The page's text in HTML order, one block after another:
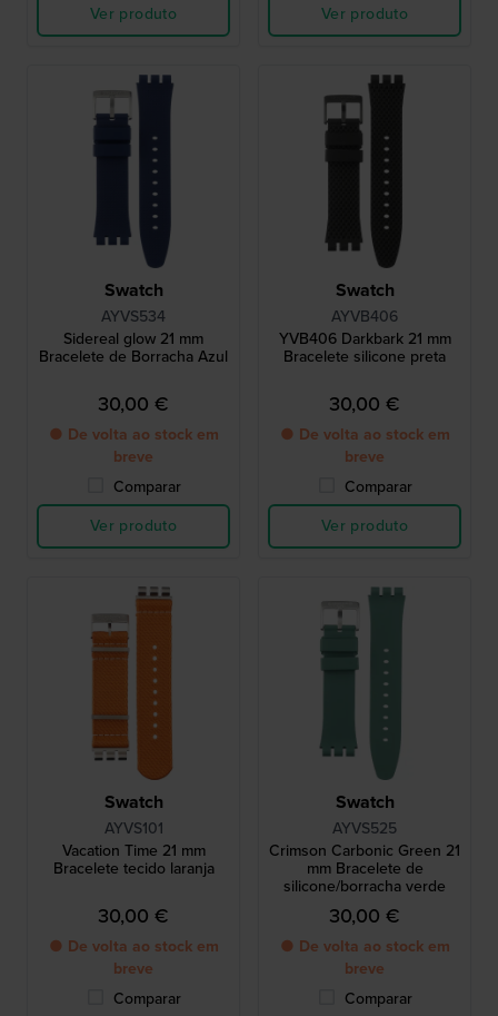
Ver produto
Ver produto
Swatch
AYVS534
Sidereal glow 21 mm
Bracelete de Borracha Azul
30,00 €
● De volta ao stock em
breve
Comparar
Ver produto
Swatch
AYVB406
YVB406 Darkbark 21 mm
Bracelete silicone preta
30,00 €
● De volta ao stock em
breve
Comparar
Ver produto
Swatch
AYVS101
Vacation Time 21 mm
Bracelete tecido laranja
30,00 €
● De volta ao stock em
breve
Comparar
Swatch
AYVS525
Crimson Carbonic Green 21
mm Bracelete de
silicone/borracha verde
30,00 €
● De volta ao stock em
breve
Comparar